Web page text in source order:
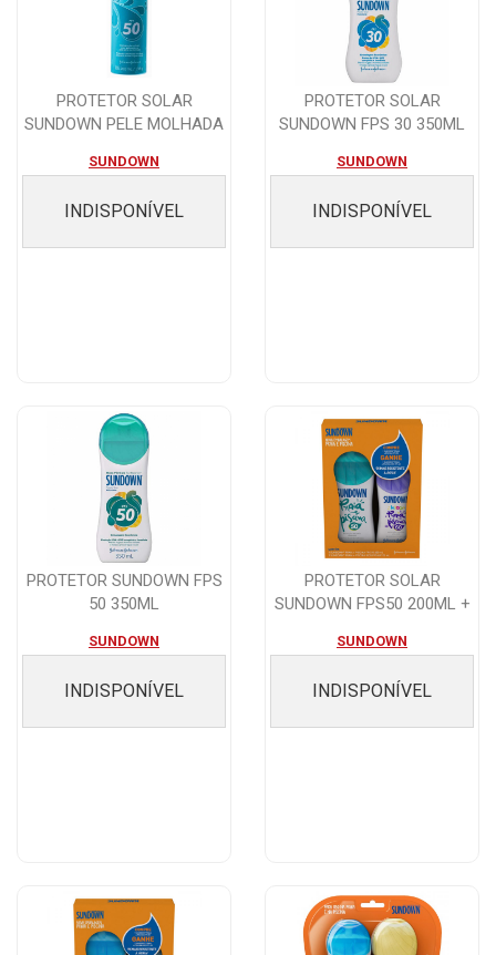
PROTETOR SOLAR
SUNDOWN PELE MOLHADA
SUNDOWN
INDISPONÍVEL
PROTETOR SOLAR
SUNDOWN FPS 30 350ML
SUNDOWN
INDISPONÍVEL
PROTETOR SUNDOWN FPS
50 350ML
SUNDOWN
INDISPONÍVEL
PROTETOR SOLAR
SUNDOWN FPS50 200ML +
SUNDOWN
INDISPONÍVEL